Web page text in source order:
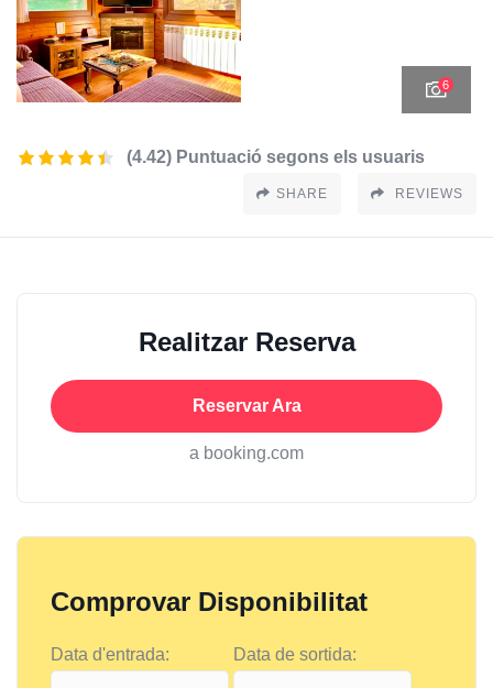
6
(4.42) Puntuació segons els usuaris
SHARE REVIEWS
Realitzar Reserva
Reservar Ara
a booking.com
Comprovar Disponibilitat
Data d'entrada: Data de sortida: